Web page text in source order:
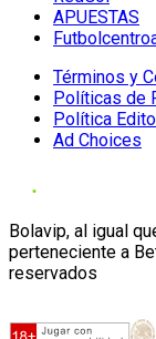
APUESTAS
Términos y
Políticas de
Política
Ad Choices
Bolavip, al igual
perteneciente a
reservados